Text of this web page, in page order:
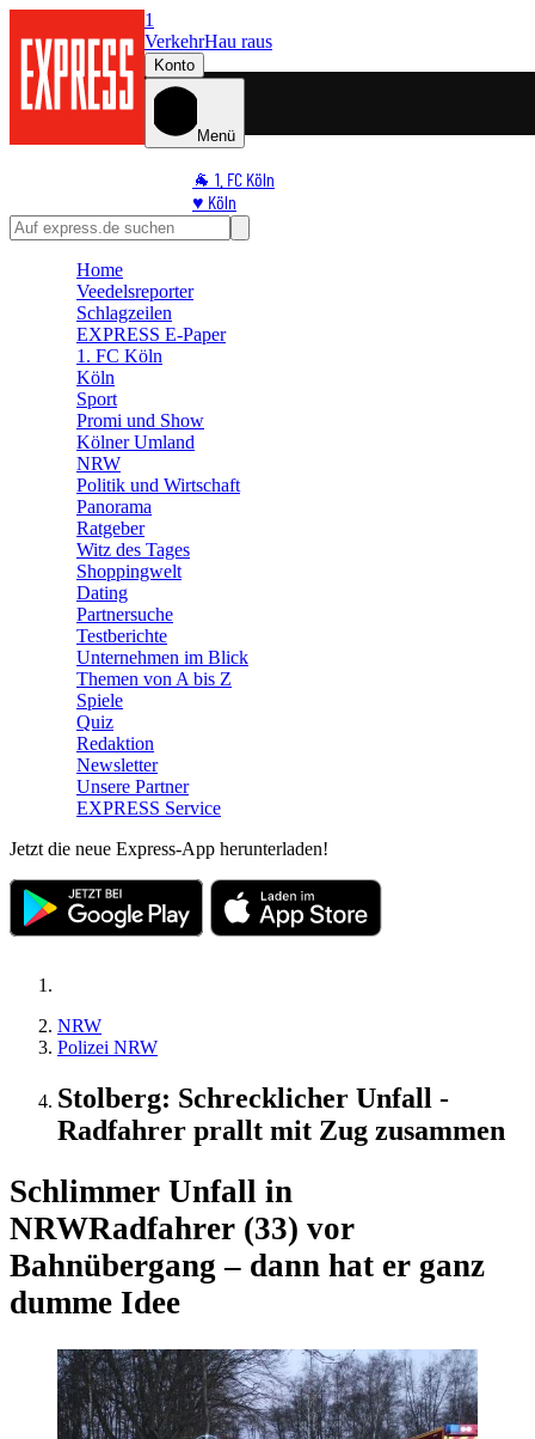
1
VerkehrHau raus
Konto
Menü
🐐 1. FC Köln
♥️ Köln
⭐ Promi
🛒 Shoppingwelt
Home
Veedelsreporter
Schlagzeilen
EXPRESS E-Paper
1. FC Köln
Köln
Sport
Promi und Show
Kölner Umland
NRW
Politik und Wirtschaft
Panorama
Ratgeber
Witz des Tages
Shoppingwelt
Dating
Partnersuche
Testberichte
Unternehmen im Blick
Themen von A bis Z
Spiele
Quiz
Redaktion
Newsletter
Unsere Partner
EXPRESS Service
Jetzt die neue Express-App herunterladen!
NRW
Polizei NRW
Stolberg: Schrecklicher Unfall -
Radfahrer prallt mit Zug zusammen
Schlimmer Unfall in
NRWRadfahrer (33) vor
Bahnübergang – dann hat er ganz
dumme Idee